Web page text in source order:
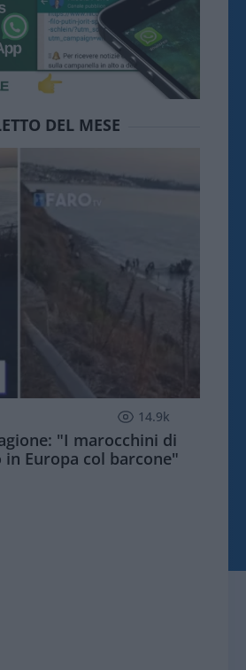
DEL MESE
14.9k
"I marocchini di
in Europa col barcone"